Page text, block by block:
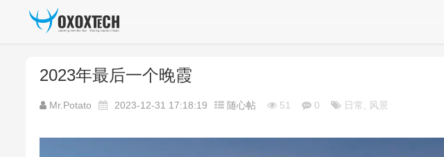
2023年最后一个晚霞
Mr.Potato 2023-12-31 17:18:19 随心帖 51 0 日常, 风景